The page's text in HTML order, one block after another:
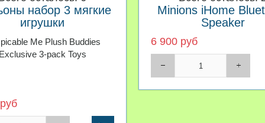
набор 3 мягкие
игрушки
Me Plush Buddies
3-pack Toys
Minions iHome
Speaker
6 900 руб